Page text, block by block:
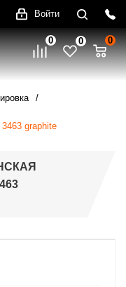
Войти
0 0 0
graphite